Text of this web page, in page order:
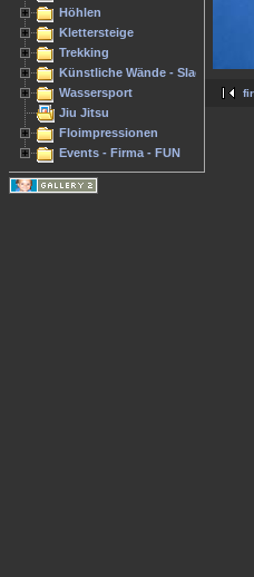
Höhlen
Klettersteige
Trekking
Künstliche Wände - Slacken
Wassersport
Jiu Jitsu
Floimpressionen
Events - Firma - FUN